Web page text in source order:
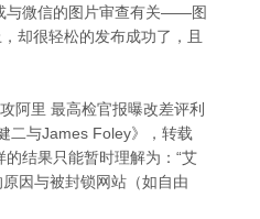
与微信的图片审查有关——图
却很轻松的发布成功了，且
阿里 最高检官报曝改差评利
二与James Foley》，转载
结果只能暂时理解为：“艾
因与被封锁网站（如自由